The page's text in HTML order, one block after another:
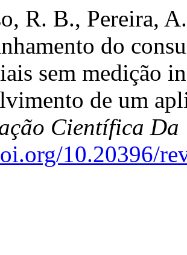
R. B., Pereira,
do
sem medição
de um
Científica Da
10.20396/